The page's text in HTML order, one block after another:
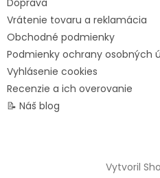
Doprava
Vrátenie tovaru a reklamácia
Obchodné podmienky
Podmienky ochrany osobných
Vyhlásenie cookies
Recenzie a ich overovanie
📝 Náš blog
Vytvoril